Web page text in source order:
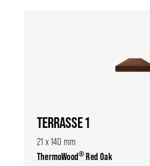
TERRASSE 1
21 x 140 mm
ThermoWood®Red Oak